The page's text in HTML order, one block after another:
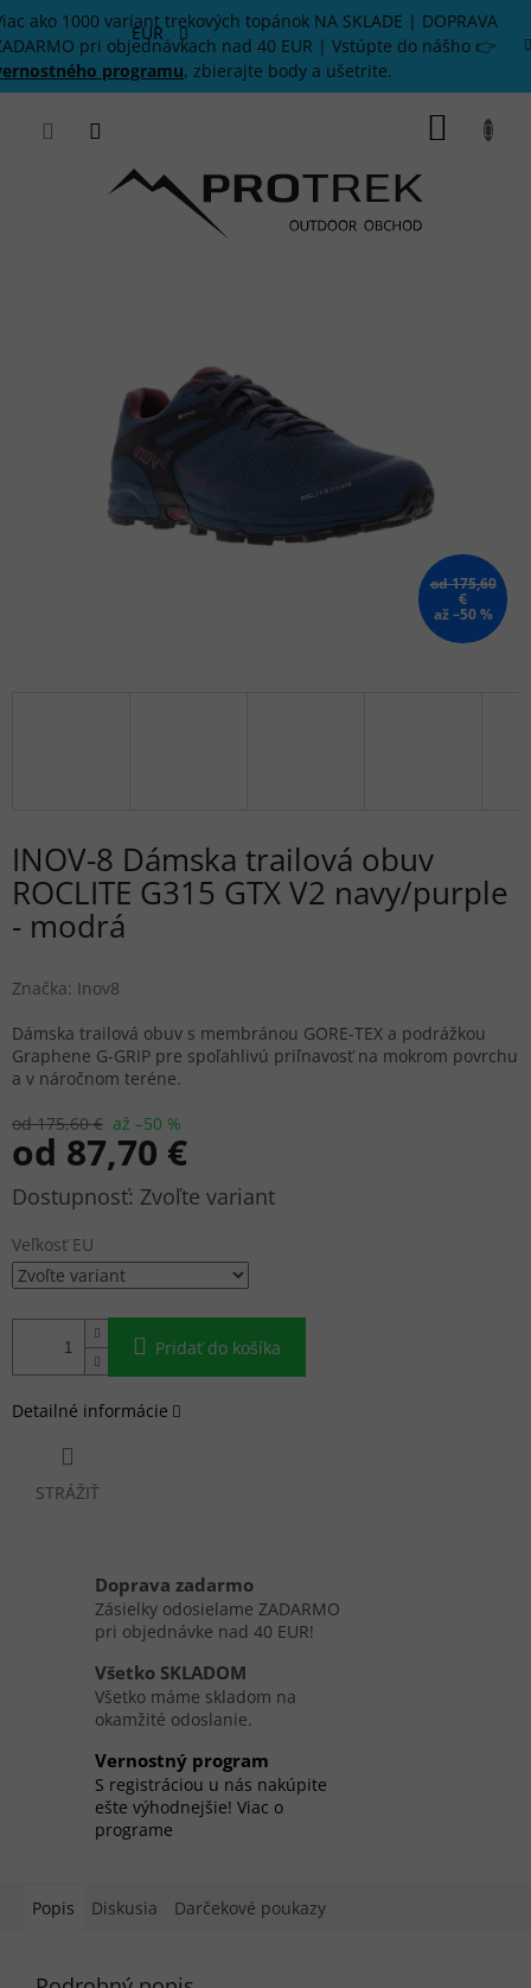
Prejsť
na
obsah
ako 1000 variant trekových topánok NA SKLADE | DOPRAVA
pri objednávkach nad 40 EUR | Vstúpte do nášho 👉
programu, zbierajte body a ušetrite.
EUR
od 175,60
€
až –50 %
INOV-8 Dámska trailová obuv
ROCLITE G315 GTX V2 navy/purple
- modrá
Značka: Inov8
od 175,60 € až –50 %
od 87,70 €
Jednotková
Zvoľte variant
Veľkosť EU
Pridať do košíka
Dámska trailová obuv s membránou GORE-TEX a podrážkou
Graphene G-GRIP pre spoľahlivú priľnavosť na mokrom povrchu
a v náročnom teréne.
Detailné informácie
STRÁŽIŤ
Doprava zadarmo
Zásielky odosielame ZADARMO
pri objednávke nad 40 EUR!
Všetko SKLADOM
Všetko máme skladom na
okamžité odoslanie.
Vernostný program
S registráciou u nás nakúpite
ešte výhodnejšie! Viac o
programe
Popis Diskusia Darčekové poukazy